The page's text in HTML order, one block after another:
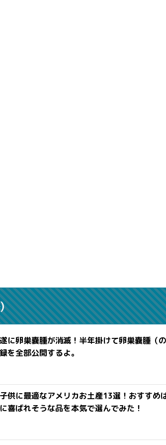
遂に卵巣嚢腫が消滅！半年掛けて卵巣嚢腫（
録を全部公開するよ。
子供に最適なアメリカお土産13選！おすすめ
に喜ばれそうな品を本気で選んでみた！